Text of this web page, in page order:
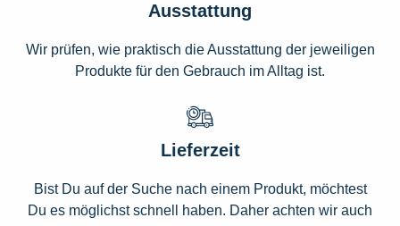
Ausstattung
Wir prüfen, wie praktisch die Ausstattung der jeweiligen
Produkte für den Gebrauch im Alltag ist.
Lieferzeit
Bist Du auf der Suche nach einem Produkt, möchtest
Du es möglichst schnell haben. Daher achten wir auch